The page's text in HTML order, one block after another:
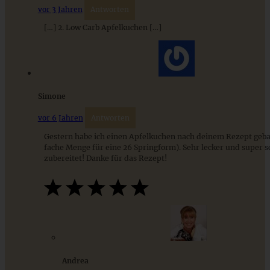
Apfel-Pfannenkuchen
9 saisonale Rezepte im August – die besten Ideen mit Obst
vor 3 Jahren Antworten
[…] 2. Low Carb Apfelkuchen […]
Simone
vor 6 Jahren Antworten
Gestern habe ich einen Apfelkuchen nach deinem Rezept
fache Menge für eine 26 Springform). Sehr lecker und super
zubereitet! Danke für das Rezept!
Andrea